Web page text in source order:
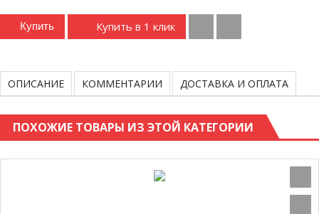
Купить Купить в 1 клик
ОПИСАНИЕ КОММЕНТАРИИ ДОСТАВКА И ОПЛАТА
ПОХОЖИЕ ТОВАРЫ ИЗ ЭТОЙ КАТЕГОРИИ